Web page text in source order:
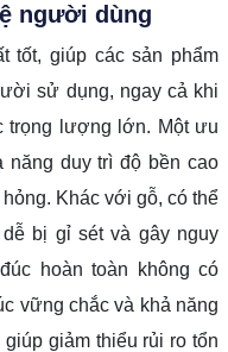
người dùng
tốt, giúp các sản phẩm
sử dụng, ngay cả khi
trọng lượng lớn. Một ưu
năng duy trì độ bền cao
Khác với gỗ, có thể
bị gỉ sét và gây nguy
hoàn toàn không có
vững chắc và khả năng
giảm thiểu rủi ro tổn